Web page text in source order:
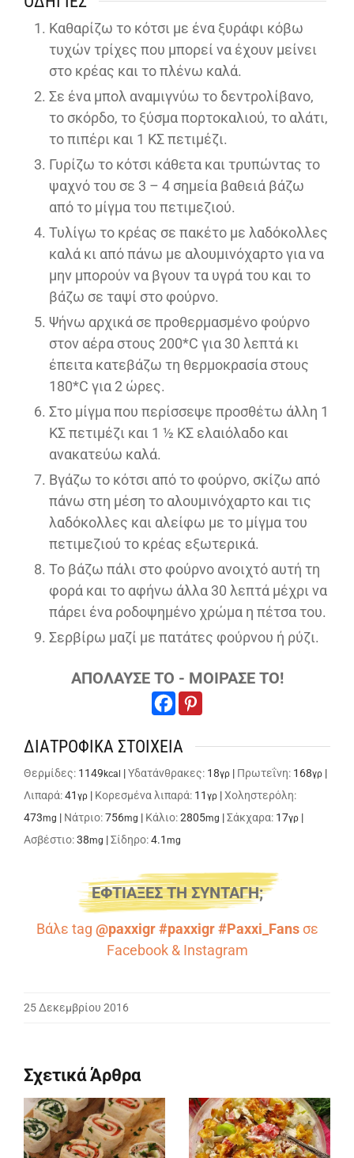
Καθαρίζω το κότσι με ένα ξυράφι κόβω
τυχών τρίχες που μπορεί να έχουν μείνει
στο κρέας και το πλένω καλά.
Σε ένα μπολ αναμιγνύω το δεντρολίβανο,
το σκόρδο, το ξύσμα πορτοκαλιού, το αλάτι,
το πιπέρι και 1 ΚΣ πετιμέζι.
Γυρίζω το κότσι κάθετα και τρυπώντας το
ψαχνό του σε 3 – 4 σημεία βαθειά βάζω
από το μίγμα του πετιμεζιού.
Τυλίγω το κρέας σε πακέτο με λαδόκολλες
καλά κι από πάνω με αλουμινόχαρτο για να
μην μπορούν να βγουν τα υγρά του και το
βάζω σε ταψί στο φούρνο.
Ψήνω αρχικά σε προθερμασμένο φούρνο
στον αέρα στους 200*C για 30 λεπτά κι
έπειτα κατεβάζω τη θερμοκρασία στους
180*C για 2 ώρες.
Στο μίγμα που περίσσεψε προσθέτω άλλη 1
ΚΣ πετιμέζι και 1 ½ ΚΣ ελαιόλαδο και
ανακατεύω καλά.
Βγάζω το κότσι από το φούρνο, σκίζω από
πάνω στη μέση το αλουμινόχαρτο και τις
λαδόκολλες και αλείφω με το μίγμα του
πετιμεζιού το κρέας εξωτερικά.
Το βάζω πάλι στο φούρνο ανοιχτό αυτή τη
φορά και το αφήνω άλλα 30 λεπτά μέχρι να
πάρει ένα ροδοψημένο χρώμα η πέτσα του.
Σερβίρω μαζί με πατάτες φούρνου ή ρύζι.
ΑΠΟΛΑΥΣΕ ΤΟ - ΜΟΙΡΑΣΕ ΤΟ!
ΔΙΑΤΡΟΦΙΚΑ ΣΤΟΙΧΕΙΑ
Θερμίδες: 1149kcal |Υδατάνθρακες: 18γρ | Πρωτεΐνη: 168γρ |
Λιπαρά:41 γρ | Κορεσμένα λιπαρά: 11 γρ |Χοληστερόλη:
473mg | Νάτριο:756mg | Κάλιο:2805mg |Σάκχαρα: 17γρ |
Ασβέστιο:38mg |Σίδηρο:4.1 mg
ΕΦΤΙΑΞΕΣ ΤΗ ΣΥΝΤΑΓΗ;
Βάλε tag @paxxigr #paxxigr #Paxxi_Fansσε
Facebook& Instagram
25 Δεκεμβρίου 2016
Σχετικά Άρθρα